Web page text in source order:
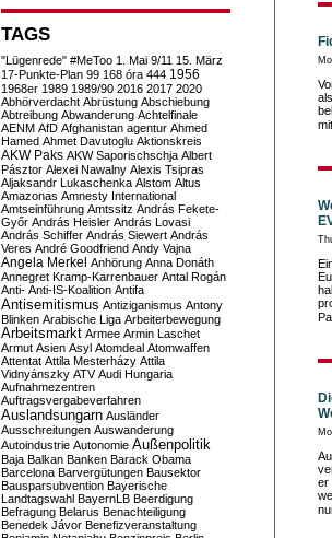
er
TAGS
"Lügenrede" #MeToo 1. Mai 9/11 15. März
17-Punkte-Plan 99 168 óra 444 1956
1968er 1989 1989/90 2016 2017 2020
Abhörverdacht Abrüstung Abschiebung
Abtreibung Abwanderung Achtelfinale
AENM AfD Afghanistan agentur Ahmed
Hamed Ahmet Davutoglu Aktionskreis
AKW Paks AKW Saporischschja Albert
Pásztor Alexei Nawalny Alexis Tsipras
Aljaksandr Lukaschenka Alstom Altus
Amazonas Amnesty International
Amtseinführung Amtssitz András Fekete-
Győr András Heisler András Lovasi
András Schiffer András Siewert András
Veres André Goodfriend Andy Vajna
Angela Merkel Anhörung Anna Donáth
Annegret Kramp-Karrenbauer Antal Rogán
Anti- Anti-IS-Koalition Antifa
Antisemitismus Antiziganismus Antony
Blinken Arabische Liga Arbeiterbewegung
Arbeitsmarkt Armee Armin Laschet
Armut Asien Asyl Atomdeal Atomwaffen
Attentat Attila Mesterházy Attila
Vidnyánszky ATV Audi Hungaria
Aufnahmezentren
Auftragsvergabeverfahren
Auslandsungarn Ausländer
Ausschreitungen Auswanderung
Autoindustrie Autonomie Außenpolitik
Baja Balkan Banken Barack Obama
Barcelona Barvergütungen Bausektor
Bausparsubvention Bayerische
Landtagswahl BayernLB Beerdigung
Befragung Belarus Benachteiligung
Benedek Jávor Benefizveranstaltung